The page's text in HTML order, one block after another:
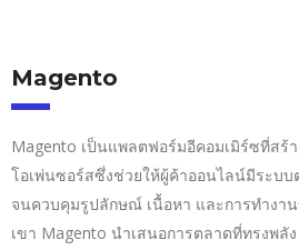
Magento
Magento เป็นแพลตฟอร์มอีคอมเมิร์ซที่สร้
โอเพ่นซอร์สซึ่งช่วยให้ผู้ค้าออนไลน์มีระบ
จนควบคุมรูปลักษณ์ เนื้อหา และการทำงา
เขา Magento นำเสนอการตลาดที่ทรงพลั